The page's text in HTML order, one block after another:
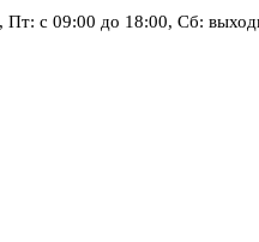
с 09:00 до 18:00, Сб: